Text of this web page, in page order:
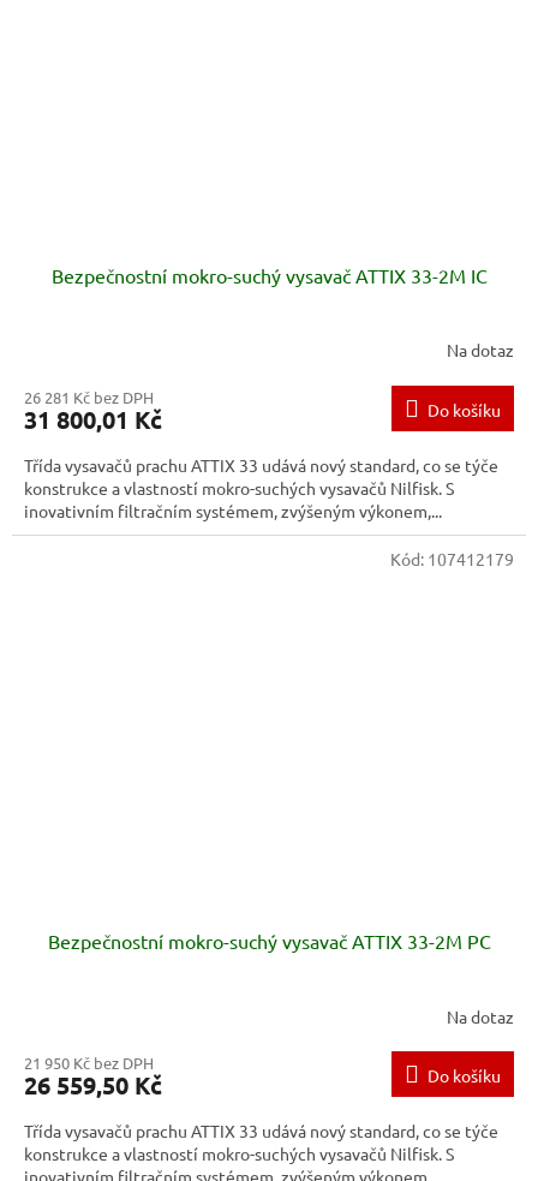
Bezpečnostní mokro-suchý vysavač ATTIX 33-2M IC
Na dotaz
26 281 Kč bez DPH
31 800,01 Kč Do košíku
Třída vysavačů prachu ATTIX 33 udává nový standard, co se týče
konstrukce a vlastností mokro-suchých vysavačů Nilfisk. S
inovativním filtračním systémem, zvýšeným výkonem,...
Bezpečnostní mokro-suchý vysavač ATTIX 33-2M PC
Na dotaz
21 950 Kč bez DPH
26 559,50 Kč Do košíku
Třída vysavačů prachu ATTIX 33 udává nový standard, co se týče
konstrukce a vlastností mokro-suchých vysavačů Nilfisk. S
Kód: 107412179